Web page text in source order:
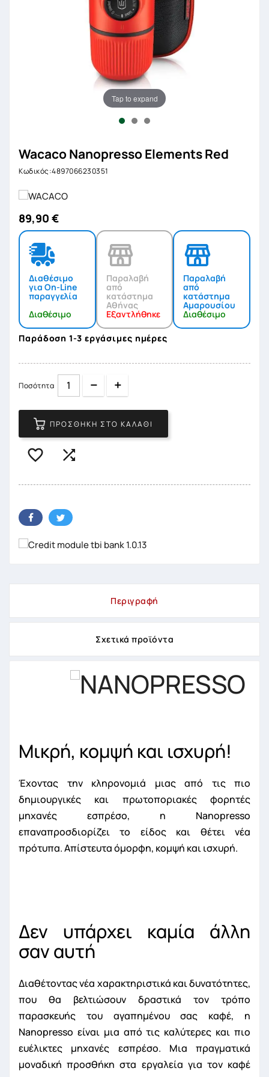
Tap to expand
Wacaco Nanopresso Elements Red
Κωδικός:4897066230351
89,90 €
Διαθέσιμο
για On-Line
παραγγελία
Διαθέσιμο
Παραλαβή
από
κατάστημα
Αθήνας
Εξαντλήθηκε
Παραλαβή
από
κατάστημα
Αμαρουσίου
Διαθέσιμο
Παράδοση 1-3 εργάσιμες ημέρες
Ποσότητα Quantity
ΠΡΟΣΘΉΚΗ ΣΤΟ ΚΑΛΆΘΙ
 
Περιγραφή
Σχετικά προϊόντα
Μικρή, κομψή και ισχυρή!
Έχοντας την κληρονομιά μιας από τις πιο
δημιουργικές και πρωτοποριακές φορητές
μηχανές εσπρέσο, η Nanopresso
επαναπροσδιορίζει το είδος και θέτει νέα
πρότυπα. Απίστευτα όμορφη, κομψή και ισχυρή.
Δεν υπάρχει καμία άλλη
σαν αυτή
Διαθέτοντας νέα χαρακτηριστικά και δυνατότητες,
που θα βελτιώσουν δραστικά τον τρόπο
παρασκευής του αγαπημένου σας καφέ, η
Nanopresso είναι μια από τις καλύτερες και πιο
ευέλικτες μηχανές εσπρέσο. Μια πραγματικά
μοναδική προσθήκη στα εργαλεία για τον καφέ